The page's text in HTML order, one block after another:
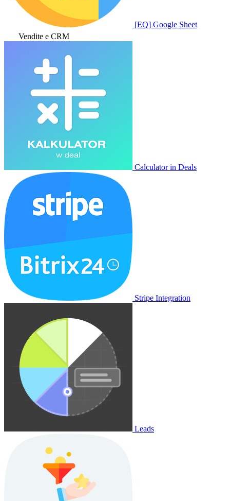
[EQ] Google Sheet
Vendite e CRM
Calculator in Deals
Stripe Integration
Leads